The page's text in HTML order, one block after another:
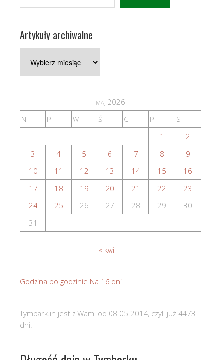
Artykuły archiwalne
archiwalne
maj 2026
N
P W Ś C P
S
1
2
3
4 5 6 7 8
9
10
11 12 13 14 15
16
17
18 19 20 21 22
23
24
25 26 27 28 29
30
31
« kwi
Godzina po godzinie Na 16 dni
Tymbark.in jest z Wami od 08.05.2014, czyli już 4473
dni!